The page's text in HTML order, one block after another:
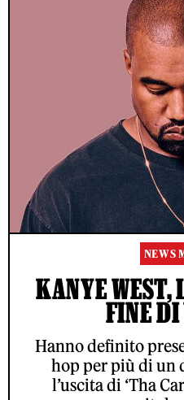
NEWS
KANYE WEST,
FINE DI
Hanno definito
hop per più di un
l’uscita di ‘Tha